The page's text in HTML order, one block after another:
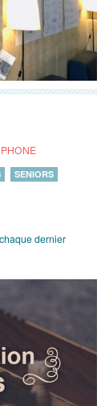
SENIORS
dernier